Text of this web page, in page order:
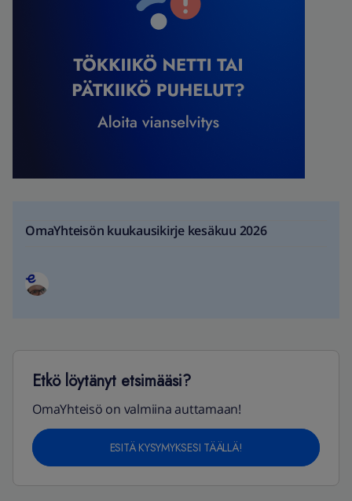
OmaYhteisön kuukausikirje kesäkuu 2026
Etkö löytänyt etsimääsi?
OmaYhteisö on valmiina auttamaan!
ESITÄ KYSYMYKSESI TÄÄLLÄ!